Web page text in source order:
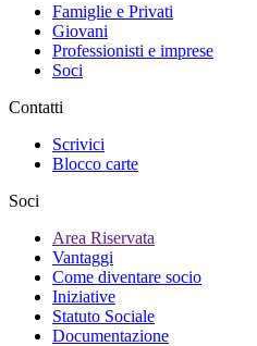
Famiglie e Privati
Giovani
Professionisti e imprese
Soci
Contatti
Scrivici
Blocco carte
Soci
Area Riservata
Vantaggi
Come diventare socio
Iniziative
Statuto Sociale
Documentazione